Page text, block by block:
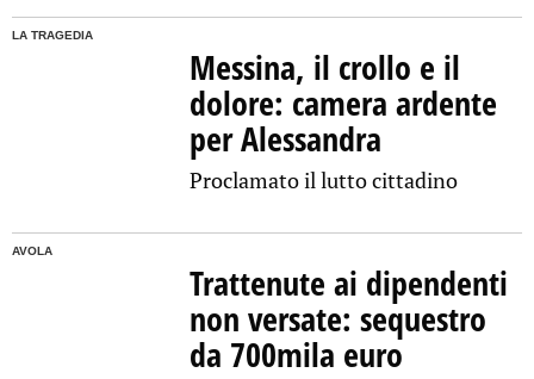
LA TRAGEDIA
Messina, il crollo e il
dolore: camera ardente
per Alessandra
Proclamato il lutto cittadino
AVOLA
Trattenute ai dipendenti
non versate: sequestro
da 700mila euro